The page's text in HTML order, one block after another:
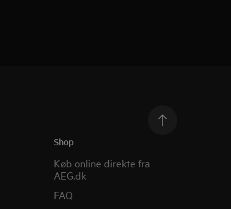
Shop
Køb online direkte fra
AEG.dk
FAQ